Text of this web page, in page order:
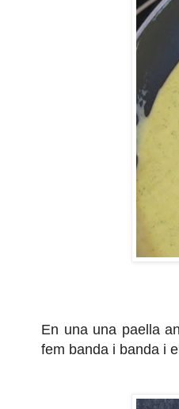
En una una paella
fem banda i banda i